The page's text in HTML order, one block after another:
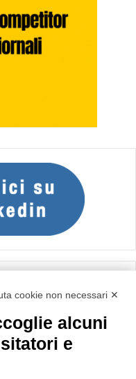
cookie non necessari ✕
alcuni
e